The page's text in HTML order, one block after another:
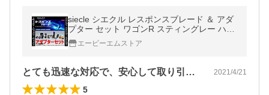
siecle シエクル レスポンスブレード ＆ アダ
プター セット ワゴンR スティングレー ハイ
ブリッド MH55S R06A 17/2〜 (RB-3B/RBA-
13 エービーエムストア
とても迅速な対応で、安心して取り引き出… 2021/4/21
5